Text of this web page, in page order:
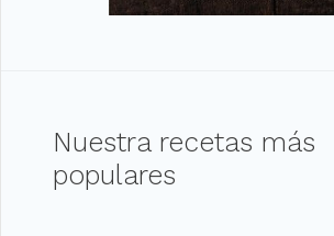
Nuestra recetas más
populares